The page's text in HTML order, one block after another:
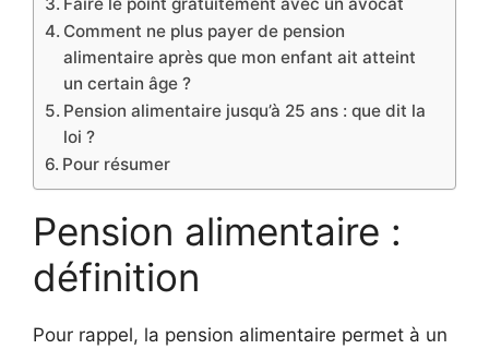
Faire le point gratuitement avec un avocat
Comment ne plus payer de pension
alimentaire après que mon enfant ait atteint
un certain âge ?
Pension alimentaire jusqu’à 25 ans : que dit la
loi ?
Pour résumer
Pension alimentaire :
définition
Pour rappel, la pension alimentaire permet à un